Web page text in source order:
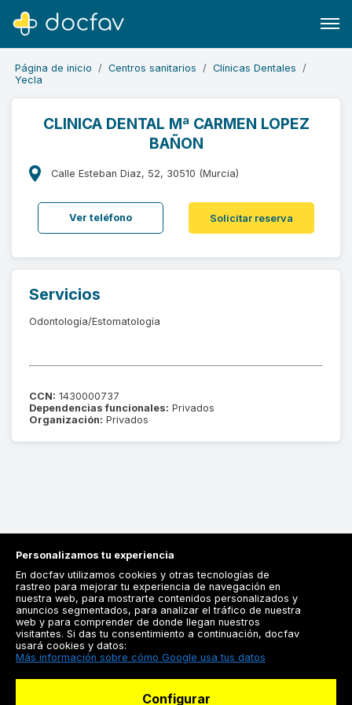
Buscar
Software para clínicas
Soporte
¿Eres un doctor?
Página de inicio Centros sanitarios
Clínicas Dentales
Yecla
CLINICA DENTAL Mª CARMEN LOPEZ
BAÑON
Calle Esteban Diaz, 52, 30510 (Murcia)
Ver teléfono Solicitar reserva
Servicios
Odontología/Estomatología
CCN: 1430000737
Dependencias funcionales: Privados
Organización: Privados
Registrarse
Docfav
Personalizamos tu experiencia
En docfav utilizamos cookies y otras tecnologías de
rastreo para mejorar tu experiencia de navegación en
nuestra web, para mostrarte contenidos personalizados y
anuncios segmentados, para analizar el tráfico de nuestra
web y para comprender de donde llegan nuestros
visitantes. Si das tu consentimiento a continuación, docfav
usará cookies y datos:
Más información sobre cómo Google usa tus datos
Configurar